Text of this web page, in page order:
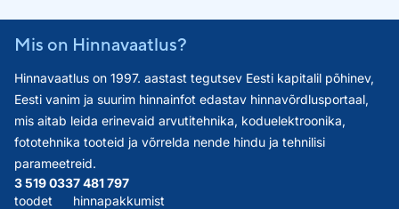
Mis on Hinnavaatlus?
Hinnavaatlus on 1997. aastast tegutsev Eesti kapitalil põhinev,
Eesti vanim ja suurim hinnainfot edastav hinnavõrdlusportaal,
mis aitab leida erinevaid arvutitehnika, koduelektroonika,
fototehnika tooteid ja võrrelda nende hindu ja tehnilisi
parameetreid.
3 519 033
toodet
7 481 797
hinnapakkumist